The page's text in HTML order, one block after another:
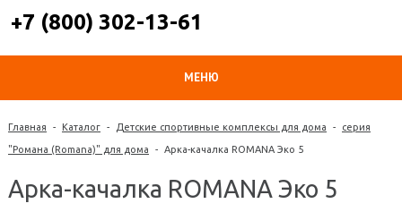
+7 (800) 302-13-61
МЕНЮ
Главная - Каталог - Детские спортивные комплексы для дома - серия
"Романа (Romana)" для дома - Арка-качалка ROMANA Эко 5
Арка-качалка ROMANA Эко 5